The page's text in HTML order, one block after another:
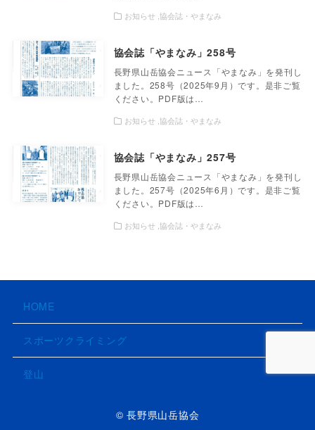
お知らせ 協会誌・やまなみ
協会誌「やまなみ」258号
長野県山岳協会ニュース「やまなみ」を発刊し
ました。258号（2025年9月）です。是非ご覧
ください。PDF版は…
お知らせ 協会誌・やまなみ
協会誌「やまなみ」257号
長野県山岳協会ニュース「やまなみ」を発刊し
ました。257号（2025年6月）です。是非ご覧
ください。PDF版は…
お知らせ 協会誌・やまなみ
HOME
スポーツクライミング
登山
© 長野県山岳協会